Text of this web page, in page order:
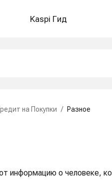
Kaspi Гид
на Покупки / Разное
информацию о человеке,